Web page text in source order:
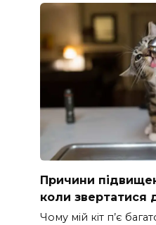
Причини
коли звертатися
Чому мій кіт п’є